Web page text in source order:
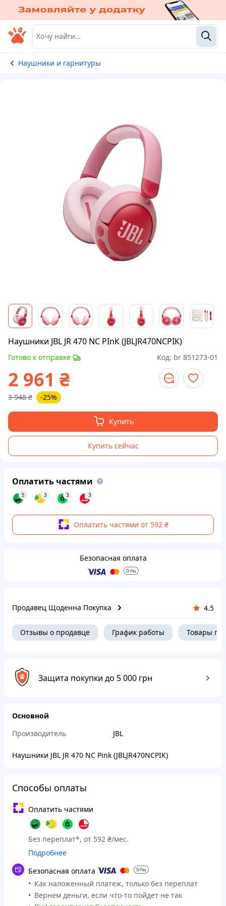
Наушники и гарнитуры
Наушники JВL JR 470 NС РІnК (JВLJR470NСРІК)
Готово к отправке Код: br 851273-01
2 961 ₴
3 948 ₴ -25%
Купить
Купить сейчас
Оплатить частями
5 3 3 3
Оплатить частями от 592 ₴
Безопасная оплата
Продавец Щоденна Покупка 4.5
Отзывы о продавце График работы Товары
Защита покупки до 5 000 грн
Основной
Производитель
JBL
Наушники JBL JR 470 NC Pink (JBLJR470NCPIK)
Способы оплаты
Оплатить частями
Без переплат*, от 592 ₴/мес.
Подробнее
Безопасная оплата
Как наложенный платеж, только без переплат
Вернем деньги, если что-то пойдет не так